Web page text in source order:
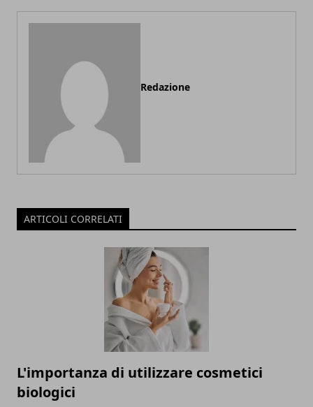
Redazione
ARTICOLI CORRELATI
L'importanza di utilizzare cosmetici
biologici